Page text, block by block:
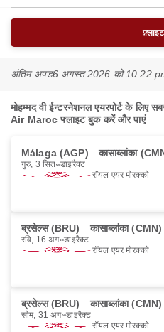
अंतिम अपड6 अगस्त 2026 को 10:22
मोहम्मद वी ईन्टरनेशनल एयरपोर्ट के लिए
Air Maroc फ्लाइट बुक करें और पाएं
Málaga (AGP) कासाब्लांका
गुरु, 3 सित॰ डाइरैक्ट
रॉयल एयर मोरक्को
ब्रसेल्स (BRU) कासाब्लांका (CMN)
रवि, 16 अग॰ डाइरैक्ट
रॉयल एयर मोरक्को
ब्रसेल्स (BRU) कासाब्लांका (CMN)
सोम, 31 अग॰ डाइरैक्ट
रॉयल एयर मोरक्को